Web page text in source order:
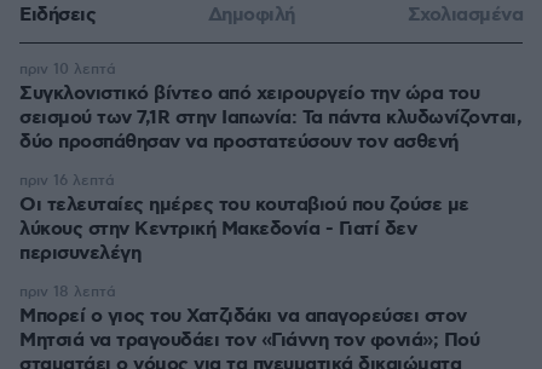
Ειδήσεις Δημοφιλή Σχολιασμένα
Συγκλονιστικό βίντεο από χειρουργείο την ώρα του
σεισμού των 7,1R στην Ιαπωνία: Τα πάντα κλυδωνίζονται,
δύο προσπάθησαν να προστατεύσουν τον ασθενή
πριν 10 λεπτά
Οι τελευταίες ημέρες του κουταβιού που ζούσε με
λύκους στην Κεντρική Μακεδονία - Γιατί δεν
περισυνελέγη
πριν 16 λεπτά
Μπορεί ο γιος του Χατζιδάκι να απαγορεύσει στον
Μητσιά να τραγουδάει τον «Γιάννη τον φονιά»; Πού
πριν 18 λεπτά